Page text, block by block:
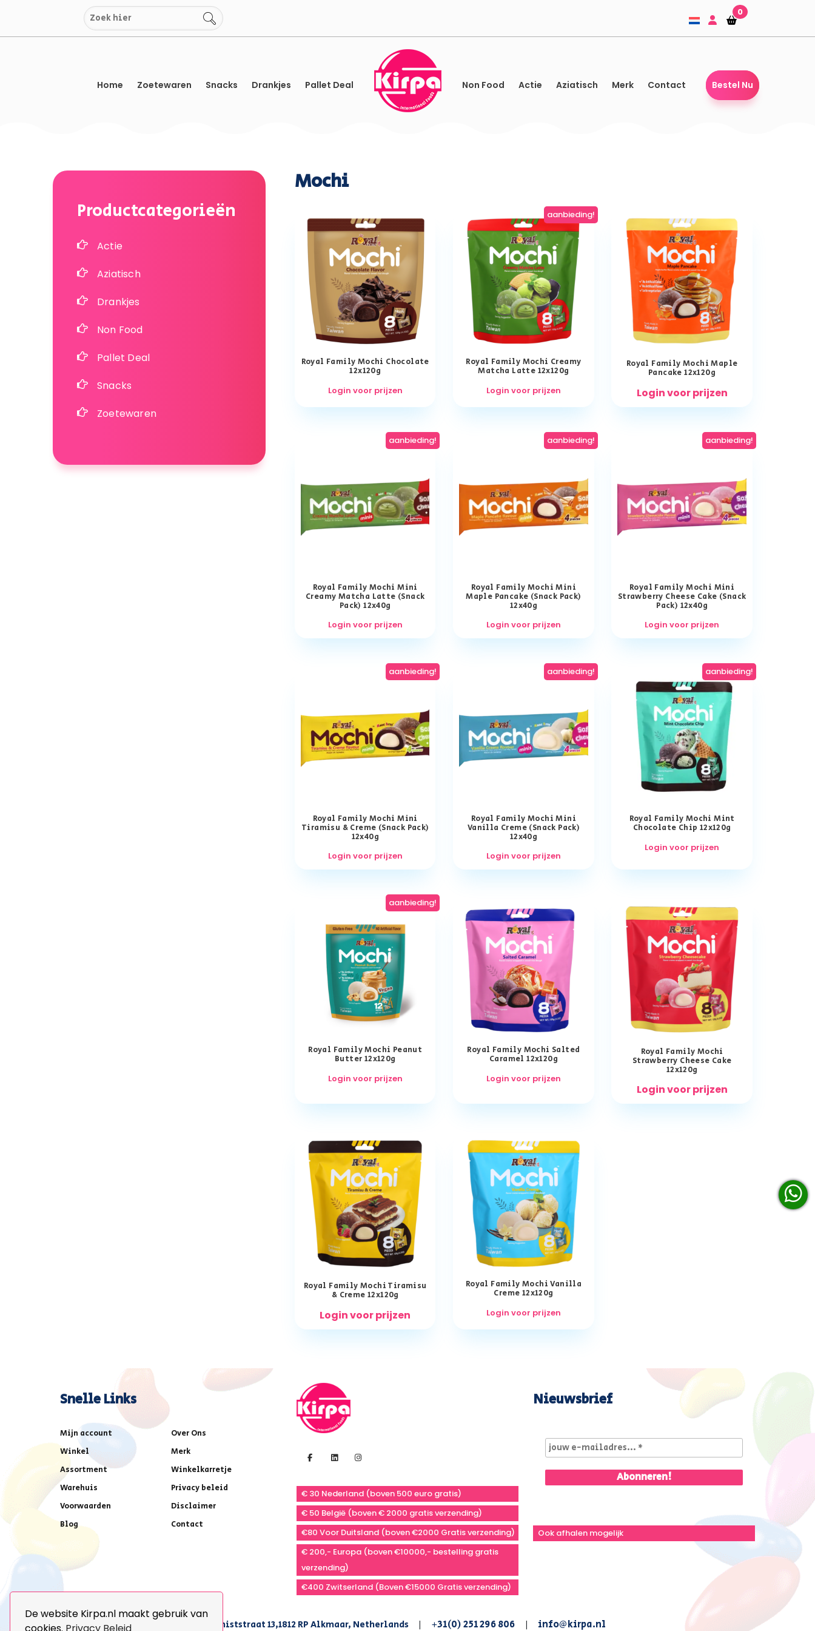
De website Kirpa.nl maakt gebruik van
cookies. Privacy Beleid
inhoud
Winkelmandje
Winkelmandje
0
Home Zoetewaren Snacks Drankjes Pallet Deal Non Food Actie Aziatisch Merk Contact Bestel Nu
Productcategorieën
Actie
Aziatisch
Drankjes
Non Food
Pallet Deal
Snacks
Zoetewaren
Mochi
Royal Family Mochi Chocolate
12x120g
Login voor prijzen
aanbieding!
Royal Family Mochi Creamy
Matcha Latte 12x120g
Login voor prijzen
Royal Family Mochi Maple
Pancake 12x120g
Login voor prijzen
aanbieding!
Royal Family Mochi Mini
Creamy Matcha Latte (Snack
Pack) 12x40g
Login voor prijzen
aanbieding!
Royal Family Mochi Mini
Maple Pancake (Snack Pack)
12x40g
Login voor prijzen
aanbieding!
Royal Family Mochi Mini
Strawberry Cheese Cake (Snack
Pack) 12x40g
Login voor prijzen
aanbieding!
Royal Family Mochi Mini
Tiramisu & Creme (Snack Pack)
12x40g
Login voor prijzen
aanbieding!
Royal Family Mochi Mini
Vanilla Creme (Snack Pack)
12x40g
Login voor prijzen
aanbieding!
Royal Family Mochi Mint
Chocolate Chip 12x120g
Login voor prijzen
aanbieding!
Royal Family Mochi Peanut
Butter 12x120g
Login voor prijzen
Royal Family Mochi Salted
Caramel 12x120g
Login voor prijzen
Royal Family Mochi
Strawberry Cheese Cake
12x120g
Login voor prijzen
Royal Family Mochi Tiramisu
& Creme 12x120g
Login voor prijzen
Royal Family Mochi Vanilla
Creme 12x120g
Login voor prijzen
Snelle Links
Mijn account
Over Ons
Winkel
Merk
Assortment
Winkelkarretje
Warehuis
Privacy beleid
Voorwaarden
Disclaimer
Blog
Contact
€ 30 Nederland (boven 500 euro gratis)
€ 50 België (boven € 2000 gratis verzending)
€80 Voor Duitsland (boven €2000 Gratis verzending)
€ 200,- Europa (boven €10000,- bestelling gratis
verzending)
€400 Zwitserland (Boven €15000 Gratis verzending)
Nieuwsbrief
Ook afhalen mogelijk
achter AFAS voetbalstadion,Amethiststraat 13,1812 RP Alkmaar, Netherlands +31(0) 251 296 806 info@kirpa.nl